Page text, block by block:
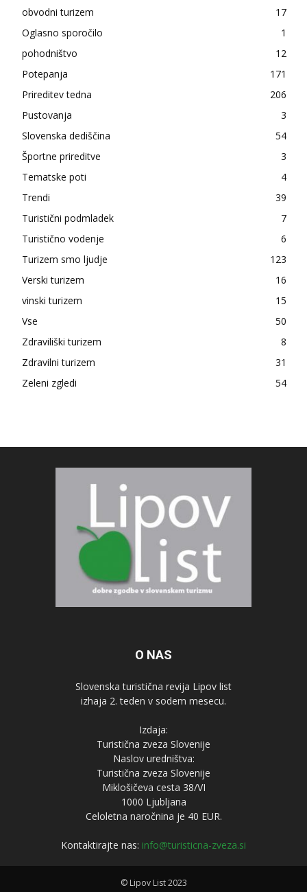
obvodni turizem
17
Oglasno sporočilo
1
pohodništvo
12
Potepanja
171
Prireditev tedna
206
Pustovanja
3
Slovenska dediščina
54
Športne prireditve
3
Tematske poti
4
Trendi
39
Turistični podmladek
7
Turistično vodenje
6
Turizem smo ljudje
123
Verski turizem
16
vinski turizem
15
Vse
50
Zdraviliški turizem
8
Zdravilni turizem
31
Zeleni zgledi
54
O NAS
Slovenska turistična revija Lipov list
izhaja 2. teden v sodem mesecu.
Izdaja:
Turistična zveza Slovenije
Naslov uredništva:
Turistična zveza Slovenije
Miklošičeva cesta 38/VI
1000 Ljubljana
Celoletna naročnina je 40 EUR.
Kontaktirajte nas: info@turisticna-zveza.si
© Lipov List 2023